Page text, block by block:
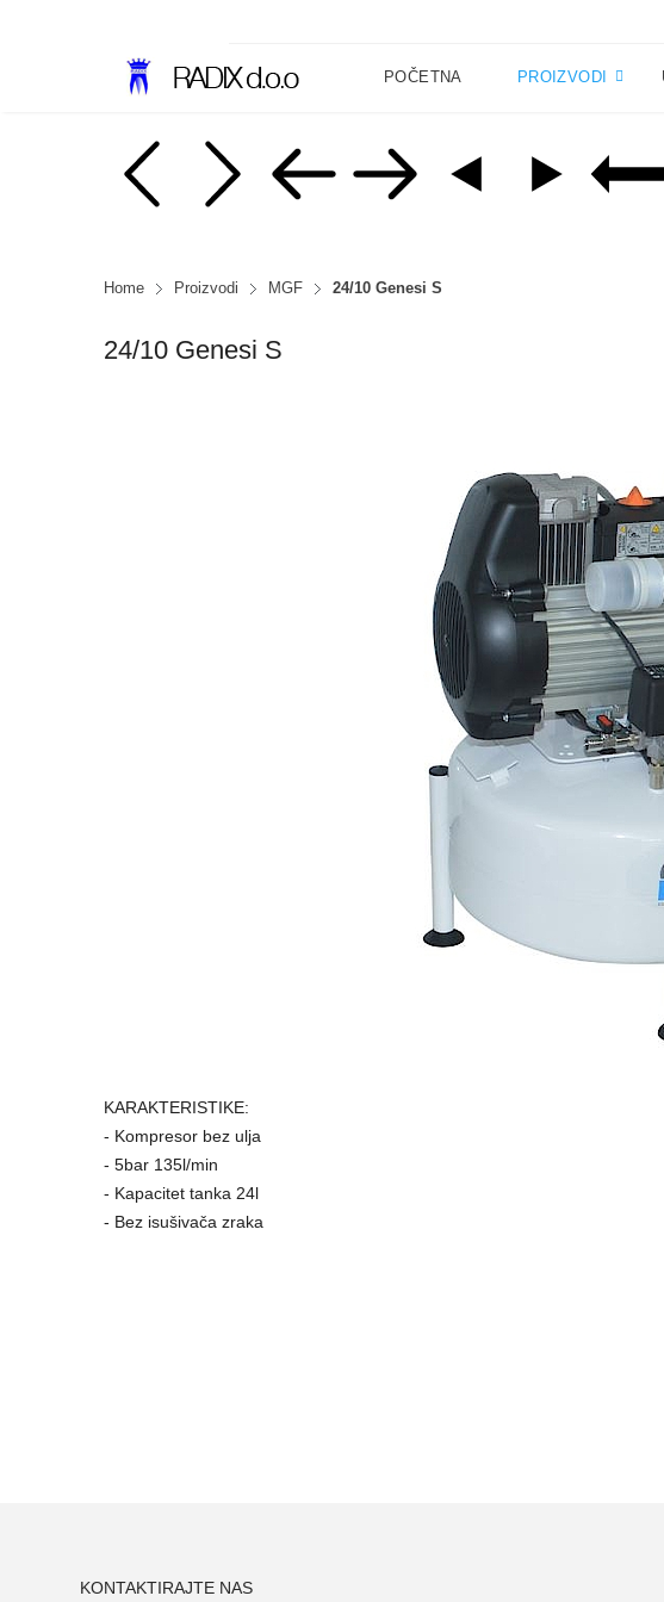
POČETNA
PROIZVODI
Home Proizvodi MGF 24/10 Genesi S
24/10 Genesi S
KARAKTERISTIKE:
- Kompresor bez ulja
- 5bar 135l/min
- Kapacitet tanka 24l
- Bez isušivača zraka
KONTAKTIRAJTE NAS